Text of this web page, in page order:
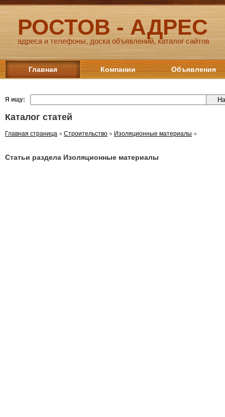
РОСТОВ - АДРЕС
адреса и телефоны, доска объявлений, каталог сайтов
Главная Компании Объявления
Я ищу:
Каталог статей
Главная страница Строительство Изоляционные материалы
Статьи раздела Изоляционные материалы